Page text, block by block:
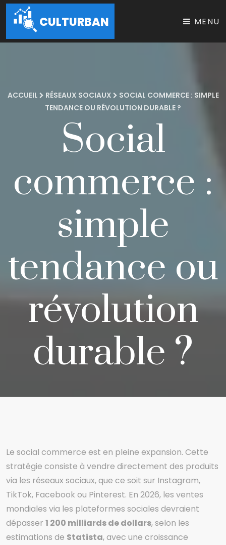
CULTURBAN MENU
ACCUEIL RÉSEAUX SOCIAUX
SOCIAL COMMERCE : SIMPLE
TENDANCE OU RÉVOLUTION DURABLE ?
Social
commerce :
simple
tendance ou
révolution
durable ?
Le social commerce est en pleine expansion. Cette
stratégie consiste à vendre directement des produits
via les réseaux sociaux, que ce soit sur Instagram,
TikTok, Facebook ou Pinterest. En 2026, les ventes
mondiales via les plateformes sociales devraient
dépasser 1 200 milliards de dollars, selon les
estimations de Statista, avec une croissance